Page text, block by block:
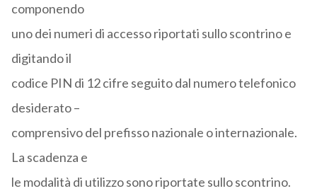
componendo
uno dei numeri di accesso riportati sullo scontrino e
digitando il
codice PIN di 12 cifre seguito dal numero telefonico
desiderato –
comprensivo del prefisso nazionale o internazionale.
La scadenza e
le modalità di utilizzo sono riportate sullo scontrino.